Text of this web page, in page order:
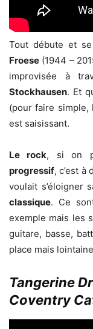
Tout débute et
Froese (1944 –
improvisée à
Stockhausen. Et
(pour faire simple,
est saisissant.
Le rock, si on
progressif, c’est
voulait s’éloigner
classique. Ce
exemple mais les
guitare, basse,
place mais
Tangerine
Coventry